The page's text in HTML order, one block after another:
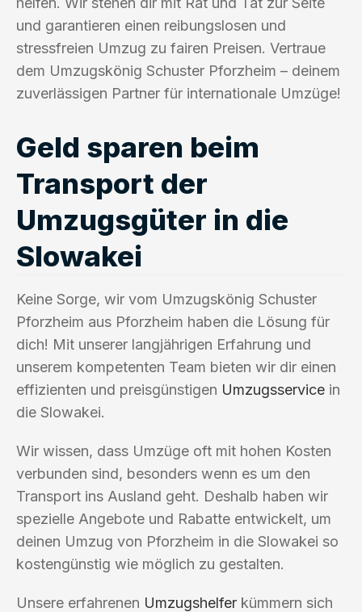
und garantieren einen reibungslosen und
stressfreien Umzug zu fairen Preisen. Vertraue
dem Umzugskönig Schuster Pforzheim – deinem
zuverlässigen Partner für internationale Umzüge!
Geld sparen beim
Transport der
Umzugsgüter in die
Slowakei
Keine Sorge, wir vom Umzugskönig Schuster
Pforzheim aus Pforzheim haben die Lösung für
dich! Mit unserer langjährigen Erfahrung und
unserem kompetenten Team bieten wir dir einen
effizienten und preisgünstigen Umzugsservice in
die Slowakei.
Wir wissen, dass Umzüge oft mit hohen Kosten
verbunden sind, besonders wenn es um den
Transport ins Ausland geht. Deshalb haben wir
spezielle Angebote und Rabatte entwickelt, um
deinen Umzug von Pforzheim in die Slowakei so
kostengünstig wie möglich zu gestalten.
Unsere erfahrenen Umzugshelfer kümmern sich